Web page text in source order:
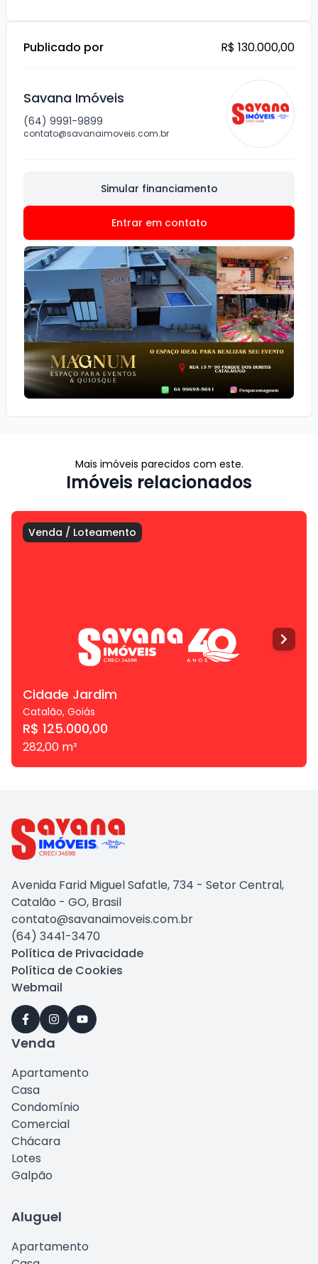
Publicado por R$ 130.000,00
Savana Imóveis
(64) 9991-9899
contato@savanaimoveis.com.br
Simular financiamento
Entrar em contato
Mais imóveis parecidos com este.
Imóveis relacionados
Venda / Loteamento
Cidade Jardim
Catalão, Goiás
R$ 125.000,00
282,00 m²
Avenida Farid Miguel Safatle, 734 - Setor Central,
Catalão - GO, Brasil
contato@savanaimoveis.com.br
(64) 3441-3470
Política de Privacidade
Política de Cookies
Webmail
Venda
Apartamento
Casa
Condomínio
Comercial
Chácara
Lotes
Galpão
Aluguel
Apartamento